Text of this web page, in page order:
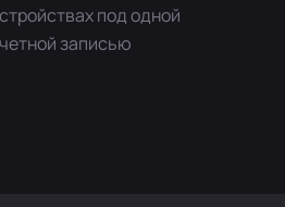
под одной
записью